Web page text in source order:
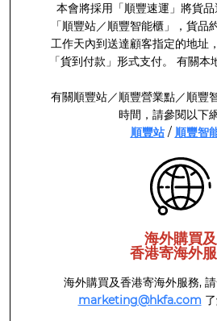
本會將採用「順豐速運」將貨
「順豐站／順豐智能櫃」，貨品
工作天內到送達顧客指定的地址
「貨到付款」形式支付。 有關本
有關順豐站／順豐營業點／順豐
時間，請參閱以下
順豐站/ 順豐智
海外購買及
香港寄海外
海外購買及香港寄海外服務,
marketing@hkfa.com